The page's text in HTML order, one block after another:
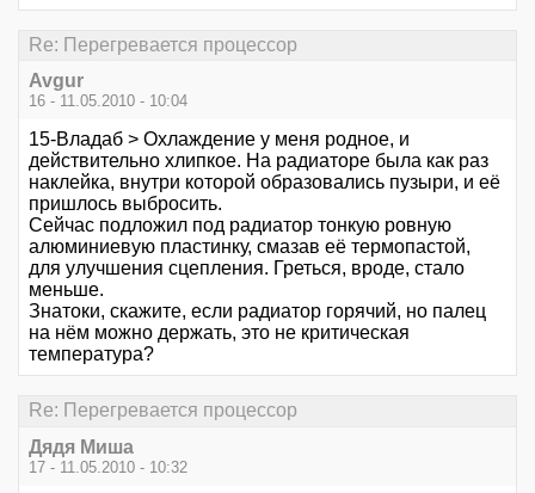
Re: Перегревается процессор
Avgur
16 - 11.05.2010 - 10:04
15-Владаб > Охлаждение у меня родное, и
действительно хлипкое. На радиаторе была как раз
наклейка, внутри которой образовались пузыри, и её
пришлось выбросить.
Сейчас подложил под радиатор тонкую ровную
алюминиевую пластинку, смазав её термопастой,
для улучшения сцепления. Греться, вроде, стало
меньше.
Знатоки, скажите, если радиатор горячий, но палец
на нём можно держать, это не критическая
температура?
Re: Перегревается процессор
Дядя Миша
17 - 11.05.2010 - 10:32